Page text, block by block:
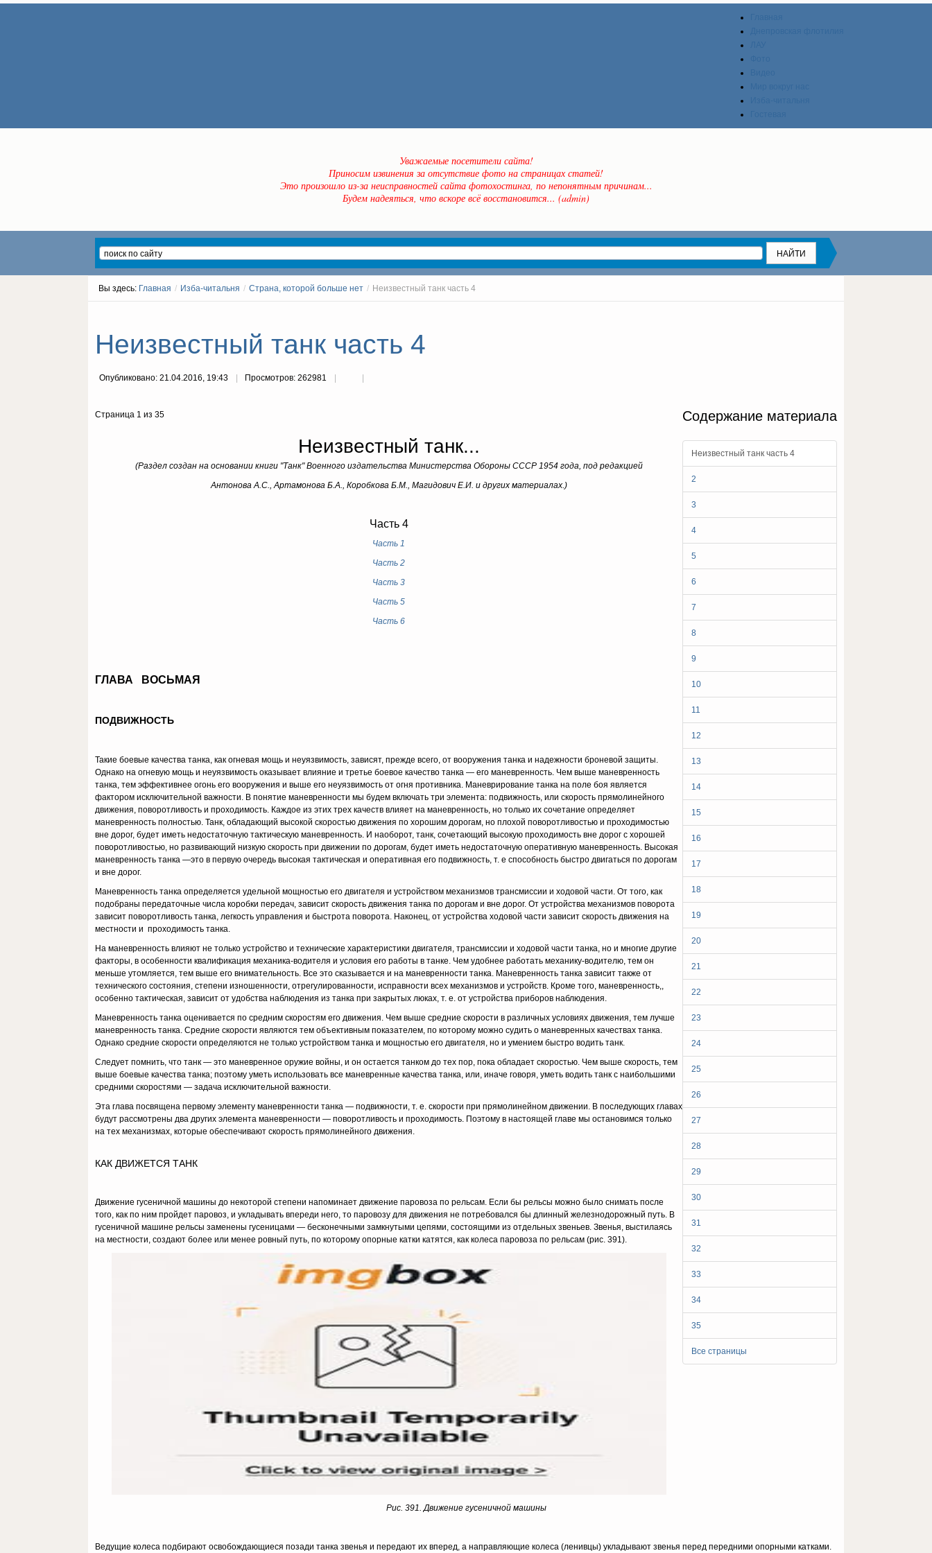
Уважаемые посетители сайта!
Приносим извинения за отсутствие фото на страницах статей!
Это произошло из-за неисправностей сайта фотохостинга, по непонятным причинам...
Будем надеяться, что вскоре всё восстановится... (admin)
Вы здесь: Главная / Изба-читальня / Страна, которой больше нет / Неизвестный танк часть 4
Неизвестный танк часть 4
Опубликовано: 21.04.2016, 19:43 Просмотров: 262981
Содержание материала
Неизвестный танк часть 4
2
3
4
5
6
7
8
9
10
11
12
13
14
15
16
17
18
19
20
21
22
23
24
25
26
27
28
29
30
31
32
33
34
35
Все страницы
Страница 1 из 35
Неизвестный танк...
(Раздел создан на основании книги "Танк" Военного издательства Министерства Обороны СССР 1954 года, под редакцией
Антонова А.С., Артамонова Б.А., Коробкова Б.М., Магидович Е.И. и других материалах.)
Часть 4
Часть 1
Часть 2
Часть 3
Часть 5
Часть 6
ГЛАВА ВОСЬМАЯ
ПОДВИЖНОСТЬ
Такие боевые качества танка, как огневая мощь и неуязвимость, за­висят, прежде всего, от вооружения танка и надежности броневой защиты.
Однако на огневую мощь и неуязвимость оказывает влия­ние и третье боевое качество танка — его маневренность. Чем выше маневренность
танка, тем эффективнее огонь его вооружения и выше его неуязвимость от огня противника. Маневрирование танка на поле боя является
фактором исключительной важности. В понятие маневренности мы будем включать три элемента: подвижность, или ско­рость прямолинейного
движения, поворотливость и проходи­мость. Каждое из этих трех качеств влияет на маневренность, но только их сочетание определяет
маневренность полностью. Танк, обла­дающий высокой скоростью движения по хорошим дорогам, но плохой поворотливостью и проходимостью
вне дорог, будет иметь недостаточную тактическую маневренность. И наоборот, танк, сочетающий высокую про­ходимость вне дорог с хорошей
поворотливостью, но развивающий низ­кую скорость при движении по дорогам, будет иметь недостаточную оперативную маневренность. Высокая
маневренность танка —это в пер­вую очередь высокая тактическая и оперативная его подвижность, т. е способность быстро двигаться по дорогам
и вне дорог.
Маневренность танка определяется удельной мощностью его двигателя и устройством механизмов трансмис­сии и ходовой части. От того, как
подобраны передаточные числа коробки передач, зависит скорость движения танка по дорогам и вне дорог. От устройства механизмов поворота
зависит поворотливость танка, легкость управления и быстрота поворота. Наконец, от устройства ходовой части зависит скорость движения на
местности и проходимость танка.
На маневренность влияют не только устройство и технические харак­теристики двигателя, трансмиссии и ходовой части танка, но и многие другие
факторы, в особенности квалификация механика-водителя и усло­вия его работы в танке. Чем удобнее работать механику-водителю, тем он
меньше утомляется, тем выше его внимательность. Все это сказы­вается и на маневренности танка. Маневренность танка зависит также от
технического состояния, степени изношенности, отрегулированности, исправности всех механизмов и устройств. Кроме того, маневренность,,
особенно тактическая, зависит от удобства наблюдения из танка при закрытых люках, т. е. от устройства приборов наблюдения.
Маневренность танка оценивается по средним скоростям его движения. Чем выше средние ско­рости в различных условиях движения, тем лучше
маневренность танка. Средние скорости являются тем объек­тивным показателем, по которому можно судить о маневренных качест­вах танка.
Однако средние скорости определяются не только устройством танка и мощностью его двигателя, но и умением быстро водить танк.
Следует помнить, что танк — это маневренное оружие войны, и он остается танком до тех пор, пока обладает скоростью. Чем выше ско­рость, тем
выше боевые качества танка; поэтому уметь использовать все маневренные качества танка, или, иначе говоря, уметь водить танк с наи­большими
средними скоростями — задача исключительной важности.
Эта глава посвящена первому элементу маневренности танка — подвижности, т. е. скорости при прямолинейном движении. В последую­щих главах
будут рассмотрены два других элемента маневренности — поворотливость и проходимость. Поэтому в настоящей главе мы оста­новимся только
на тех механизмах, которые обеспечивают скорость прямолинейного движения.
КАК ДВИЖЕТСЯ ТАНК
Движение гусеничной машины до некоторой степени напоминает движение паровоза по рельсам. Если бы рельсы можно было снимать после
того, как по ним пройдет паровоз, и укладывать впереди него, то паровозу для движения не потребовался бы длинный железнодорожный путь. В
гусеничной машине рельсы заменены гусеницами — бесконеч­ными замкнутыми цепями, состоящими из отдельных звеньев. Звенья, выстилаясь
на местности, создают более или менее ровный путь, по которому опорные катки катятся, как колеса паровоза по рельсам (рис. 391).
Рис. 391. Движение гусеничной машины
Ведущие колеса подбирают освобождающиеся позади танка звенья и передают их вперед, а направляющие колеса (ленивцы) укла­дывают звенья перед передними опорными катками.